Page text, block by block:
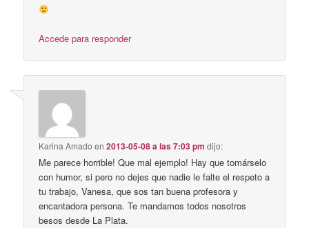
Accede para responder
Karina Amado en2013-05-08 a las 7:03 pm dijo:
Me parece horrible! Que mal ejemplo! Hay que tomárselo
con humor, si pero no dejes que nadie le falte el respeto a
tu trabajo, Vanesa, que sos tan buena profesora y
encantadora persona. Te mandamos todos nosotros
besos desde La Plata.